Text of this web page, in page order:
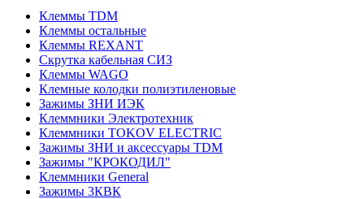
Клеммы TDM
Клеммы остальные
Клеммы REXANT
Скрутка кабельная СИЗ
Клеммы WAGO
Клемные колодки полиэтиленовые
Зажимы ЗНИ ИЭК
Клеммники Электротехник
Клеммники TOKOV ELECTRIC
Зажимы ЗНИ и аксессуары TDM
Зажимы "КРОКОДИЛ"
Клеммники General
Зажимы 3КВК